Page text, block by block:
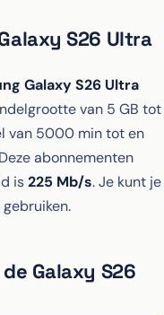
S26 Ultra
Galaxy S26 Ultra
van 5 GB tot
van 5000 min tot en
abonnementen
is225 Mb/s. Je kunt je
Galaxy S26